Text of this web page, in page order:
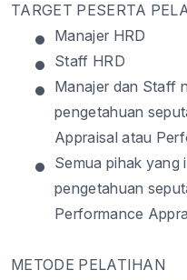
TARGET PESERTA
• Manajer HRD
• Staff HRD
• Manajer dan Staff
pengetahuan
Appraisal atau
• Semua pihak yang
pengetahuan
Performance
METODE PELATIHAN